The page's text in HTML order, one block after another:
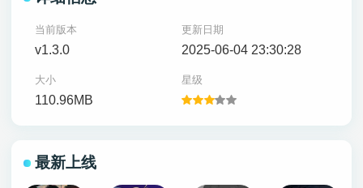
当前版本
v1.3.0
更新日期
2025-06-04 23:30:28
大小
110.96MB
星级
最新上线